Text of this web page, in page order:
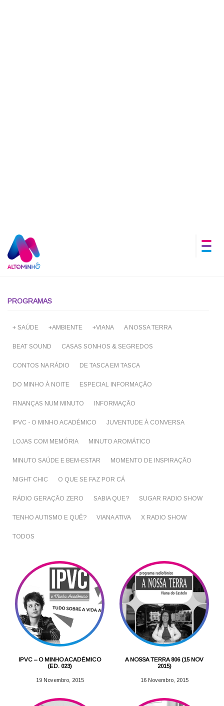
PROGRAMAS
+ SAÚDE +AMBIENTE +VIANA A NOSSA TERRA
BEAT SOUND CASAS SONHOS & SEGREDOS
CONTOS NA RÁDIO DE TASCA EM TASCA
DO MINHO À NOITE ESPECIAL INFORMAÇÃO
FINANÇAS NUM MINUTO INFORMAÇÃO
IPVC - O MINHO ACADÉMICO JUVENTUDE À CONVERSA
LOJAS COM MEMÓRIA MINUTO AROMÁTICO
MINUTO SAÚDE E BEM-ESTAR MOMENTO DE INSPIRAÇÃO
NIGHT CHIC O QUE SE FAZ POR CÁ
RÁDIO GERAÇÃO ZERO SABIA QUE? SUGAR RADIO SHOW
TENHO AUTISMO E QUÊ? VIANA ATIVA X RADIO SHOW
TODOS
IPVC – O MINHO ACADÉMICO
(ED. 023)
19 Novembro, 2015
A NOSSA TERRA 806 (15 NOV
2015)
16 Novembro, 2015